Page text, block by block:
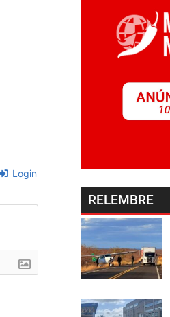
Login
RELEMBRE